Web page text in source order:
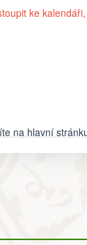
ke
na hlavní